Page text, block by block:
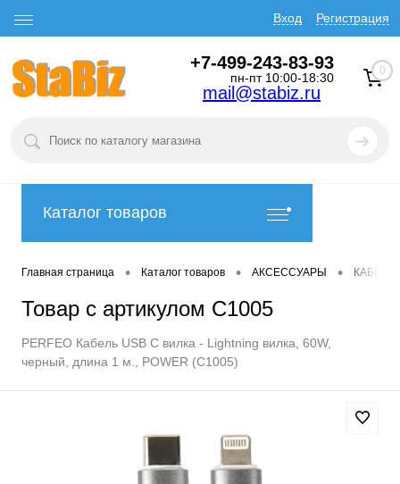
Вход Регистрация
+7-499-243-83-93
пн-пт 10:00-18:30
mail@stabiz.ru
0
Каталог товаров
Главная страница • Каталог товаров • АКСЕССУАРЫ •
Товар с артикулом C1005
PERFEO Кабель USB C вилка - Lightning вилка, 60W,
черный, длина 1 м., POWER (C1005)